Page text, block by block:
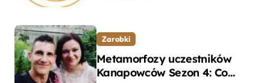
Zarobki
Metamorfozy uczestników
Kanapowców Sezon 4: Co